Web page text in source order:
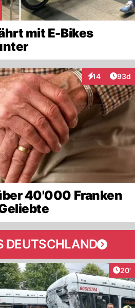
mit E-Bikes
14
Interaktionen
93d
40'000 Franken
DEUTSCHLAND
20'